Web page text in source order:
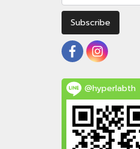
Subscribe
@hyperlabth